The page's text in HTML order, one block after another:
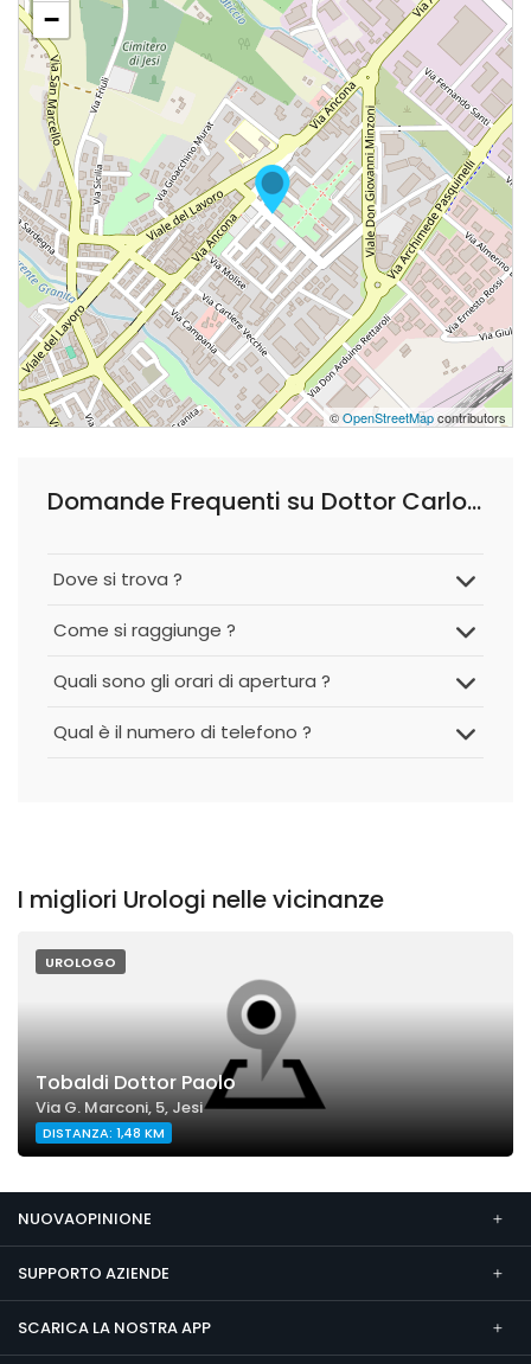
−
©OpenStreetMapcontributors
Domande Frequenti su Dottor Carlo Giulioni, Urologo e Andrologo
Dove si trova ?
Come si raggiunge ?
Quali sono gli orari di apertura ?
Qual è il numero di telefono ?
I migliori Urologi nelle vicinanze
UROLOGO
Tobaldi Dottor Paolo
Via G. Marconi, 5, Jesi
DISTANZA: 1,48 KM
NUOVAOPINIONE
SUPPORTO AZIENDE
SCARICA LA NOSTRA APP